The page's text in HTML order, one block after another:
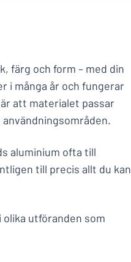
färg och form – med din
i många år och fungerar
att materialet passar
aluminium ofta till
till precis allt du kan
utföranden som